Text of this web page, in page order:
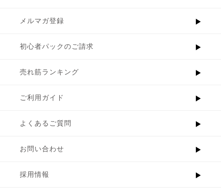
メルマガ登録
初心者パックのご請求
売れ筋ランキング
ご利用ガイド
よくあるご質問
お問い合わせ
採用情報